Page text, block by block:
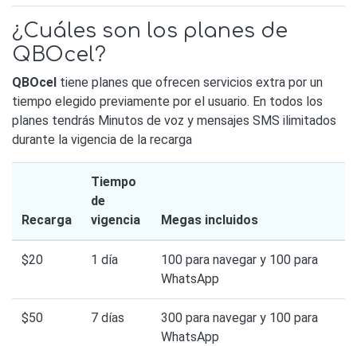
¿Cuáles son los planes de
QBOcel?
QBOcel tiene planes que ofrecen servicios extra por un
tiempo elegido previamente por el usuario. En todos los
planes tendrás Minutos de voz y mensajes SMS ilimitados
durante la vigencia de la recarga
Recarga
Tiempo
de
vigencia
Megas incluidos
$20 1 día
100 para navegar y 100 para
WhatsApp
$50 7 días
300 para navegar y 100 para
WhatsApp